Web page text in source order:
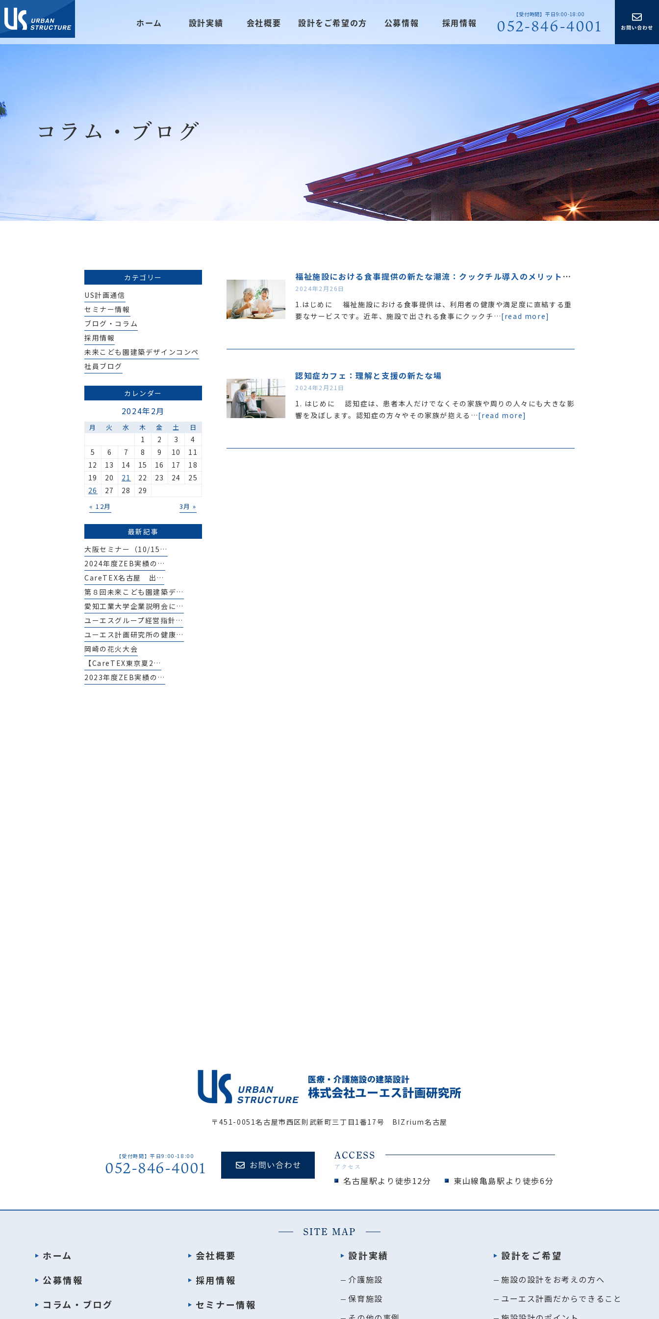
ホーム 設計実績 会社概要 設計をご希望の方 公募情報 採用情報
【受付時間】平日9:00-18:00
052-846-4001
コラム・ブログ
福祉施設における食事提供の新たな潮流：クックチル導入のメリットと課題
2024年2月26日
1.はじめに 福祉施設における食事提供は、利用者の健康や満足度に直結する重
要なサービスです。近年、施設で出される食事にクックチ…[read more]
認知症カフェ：理解と支援の新たな場
2024年2月21日
1. はじめに 認知症は、患者本人だけでなくその家族や周りの人々にも大きな影
響を及ぼします。認知症の方々やその家族が抱える…[read more]
カテゴリー
US計画通信
セミナー情報
ブログ・コラム
採用情報
未来こども園建築デザインコンペ
社員ブログ
カレンダー
2024年2月
月 火 水 木 金 土 日
« 12月 3月 »
1 2 3
4
5
6 7 8 9 10
11
12
13 14 15 16 17
18
19
20 21 22 23 24
25
26
27 28 29
最新記事
大阪セミナー（10/15…
2024年度ZEB実績の…
CareTEX名古屋 出…
第８回未来こども園建築デ…
愛知工業大学企業説明会に…
ユーエスグループ経営指針…
ユーエス計画研究所の健康…
岡崎の花火大会
【CareTEX東京夏2…
2023年度ZEB実績の…
〒451-0051名古屋市西区則武新町三丁目1番17号 BIZrium名古屋
【受付時間】平日9:00-18:00
052-846-4001
ACCESS
アクセス
名古屋駅より徒歩12分 東山線亀島駅より徒歩6分
SITE MAP
ホーム
公募情報
コラム・ブログ
会社概要
採用情報
セミナー情報
設計実績
介護施設
保育施設
設計をご希望
施設の設計をお考えの方へ
ユーエス計画だからできること